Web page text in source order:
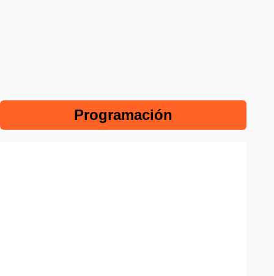
Programación